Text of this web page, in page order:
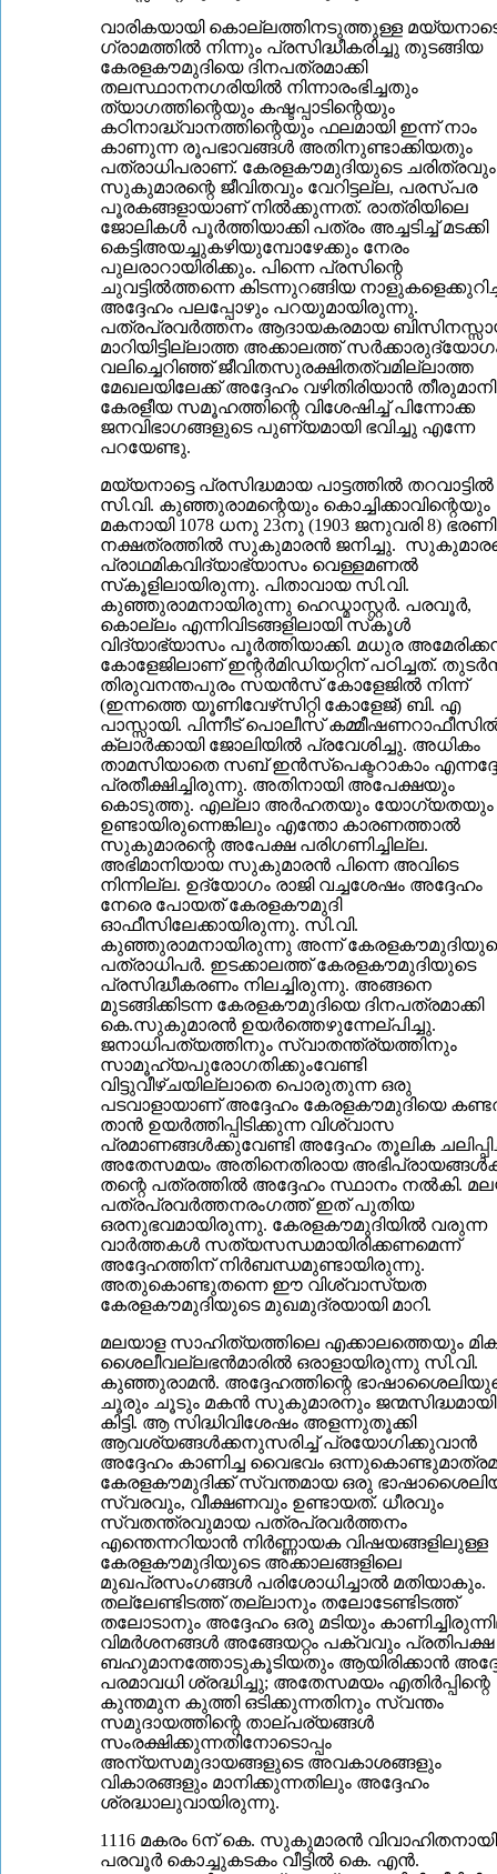
വാരികയായി കൊല്ലത്തിനടുത്തുള്ള
ഗ്രാമത്തില്‍ നിന്നും പ്രസിദ്ധീകരിച്ചു തുടങ്ങിയ
കേരളകൗമുദിയെ ദിനപത്രമാക്കി
തലസ്ഥാനനഗരിയില്‍ നിന്നാരംഭിച്ചതും
ത്യാഗത്തിന്റെയും കഷ്ടപ്പാടിന്റെയും
കഠിനാദ്ധ്വാനത്തിന്റെയും ഫലമായി ഇന്ന് നാം
കാണുന്ന രൂപഭാവങ്ങള്‍ അതിനുണ്ടാക്കിയതും
പത്രാധിപരാണ്. കേരളകൗമുദിയുടെ
സുകുമാരന്റെ ജീവിതവും വേറിട്ടല്ല, പരസ്പര
പൂരകങ്ങളായാണ് നില്‍ക്കുന്നത്. രാത്രിയിലെ
ജോലികള്‍ പൂര്‍ത്തിയാക്കി പത്രം അച്ചടിച്ച് മടക്കി
കെട്ടിഅയച്ചുകഴിയുമ്പോഴേക്കും നേരം
പുലരാറായിരിക്കും. പിന്നെ പ്രസിന്റെ
ചുവട്ടില്‍ത്തന്നെ കിടന്നുറങ്ങിയ
അദ്ദേഹം പലപ്പോഴും പറയുമായിരുന്നു.
പത്രപ്രവര്‍ത്തനം ആദായകരമായ
മാറിയിട്ടില്ലാത്ത അക്കാലത്ത്
വലിച്ചെറിഞ്ഞ് ജീവിതസുരക്ഷിതത്വമില്ലാത്ത
മേഖലയിലേക്ക് അദ്ദേഹം വഴിതിരിയാന്‍
കേരളീയ സമൂഹത്തിന്റെ വിശേഷിച്ച് പിന്നോക്ക
ജനവിഭാഗങ്ങളുടെ പുണ്യമായി ഭവിച്ചു എന്നേ
പറയേണ്ടു.
മയ്യനാട്ടെ പ്രസിദ്ധമായ പാട്ടത്തില്‍ തറവാട്ടില്‍
സി.വി. കുഞ്ഞുരാമന്റെയും കൊച്ചിക്കാവിന്റെയും
മകനായി 1078 ധനു 23നു (1903 ജനുവരി 8) ഭരണി
നക്ഷത്രത്തില്‍ സുകുമാരന്‍ ജനിച്ചു.
പ്രാഥമികവിദ്യാഭ്യാസം വെള്ളമണല്‍
സ്‌കൂളിലായിരുന്നു. പിതാവായ സി.വി.
കുഞ്ഞുരാമനായിരുന്നു ഹെഡ്മാസ്റ്റര്‍. പരവൂര്‍,
കൊല്ലം എന്നിവിടങ്ങളിലായി സ്‌കൂള്‍
വിദ്യാഭ്യാസം പൂര്‍ത്തിയാക്കി. മധുര
കോളേജിലാണ് ഇന്റര്‍മിഡിയറ്റിന് പഠിച്ചത്.
തിരുവനന്തപുരം സയന്‍സ് കോളേജില്‍ നിന്ന്
(ഇന്നത്തെ യൂണിവേഴ്‌സിറ്റി കോളേജ്) ബി. എ
പാസ്സായി. പിന്നീട് പൊലീസ്
ക്ലാര്‍ക്കായി ജോലിയില്‍ പ്രവേശിച്ചു. അധികം
താമസിയാതെ സബ് ഇന്‍സ്‌പെക്ടറാകാം
പ്രതീക്ഷിച്ചിരുന്നു. അതിനായി അപേക്ഷയും
കൊടുത്തു. എല്ലാ അര്‍ഹതയും യോഗ്യതയും
ഉണ്ടായിരുന്നെങ്കിലും എന്തോ കാരണത്താല്‍
സുകുമാരന്റെ അപേക്ഷ പരിഗണിച്ചില്ല.
അഭിമാനിയായ സുകുമാരന്‍ പിന്നെ അവിടെ
നിന്നില്ല. ഉദ്യോഗം രാജി വച്ചശേഷം അദ്ദേഹം
നേരെ പോയത് കേരളകൗമുദി
ഓഫീസിലേക്കായിരുന്നു. സി.വി.
കുഞ്ഞുരാമനായിരുന്നു അന്ന്
പത്രാധിപര്‍. ഇടക്കാലത്ത് കേരളകൗമുദിയുടെ
പ്രസിദ്ധീകരണം നിലച്ചിരുന്നു. അങ്ങനെ
മുടങ്ങിക്കിടന്ന കേരളകൗമുദിയെ ദിനപത്രമാക്കി
കെ.സുകുമാരന്‍ ഉയര്‍ത്തെഴുന്നേല്പിച്ചു.
ജനാധിപത്യത്തിനും സ്വാതന്ത്ര്യത്തിനും
സാമൂഹ്യപുരോഗതിക്കുംവേണ്ടി
വിട്ടുവീഴ്ചയില്ലാതെ പൊരുതുന്ന ഒരു
പടവാളായാണ് അദ്ദേഹം കേരളകൗമുദിയെ
താന്‍ ഉയര്‍ത്തിപ്പിടിക്കുന്ന വിശ്വാസ
പ്രമാണങ്ങള്‍ക്കുവേണ്ടി അദ്ദേഹം തൂലിക
അതേസമയം അതിനെതിരായ
തന്റെ പത്രത്തില്‍ അദ്ദേഹം സ്ഥാനം നല്‍കി.
പത്രപ്രവര്‍ത്തനരംഗത്ത് ഇത് പുതിയ
ഒരനുഭവമായിരുന്നു. കേരളകൗമുദിയില്‍ വരുന്ന
വാര്‍ത്തകള്‍ സത്യസന്ധമായിരിക്കണമെന്ന്
അദ്ദേഹത്തിന് നിര്‍ബന്ധമുണ്ടായിരുന്നു.
അതുകൊണ്ടുതന്നെ ഈ വിശ്വാസ്യത
കേരളകൗമുദിയുടെ മുഖമുദ്രയായി മാറി.
മലയാള സാഹിത്യത്തിലെ എക്കാലത്തെയും
ശൈലീവല്ലഭന്‍മാരില്‍ ഒരാളായിരുന്നു സി.വി.
കുഞ്ഞുരാമന്‍. അദ്ദേഹത്തിന്റെ
ചൂരും ചൂടും മകന്‍ സുകുമാരനും ജന്മസിദ്ധമായി
കിട്ടി. ആ സിദ്ധിവിശേഷം അളന്നുതൂക്കി
ആവശ്യങ്ങള്‍ക്കനുസരിച്ച് പ്രയോഗിക്കുവാന്‍
അദ്ദേഹം കാണിച്ച വൈഭവം
കേരളകൗമുദിക്ക് സ്വന്തമായ ഒരു
സ്വരവും, വീക്ഷണവും ഉണ്ടായത്. ധീരവും
സ്വതന്ത്രവുമായ പത്രപ്രവര്‍ത്തനം
എന്തെന്നറിയാന്‍ നിര്‍ണ്ണായക വിഷയങ്ങളിലുള്ള
കേരളകൗമുദിയുടെ അക്കാലങ്ങളിലെ
മുഖപ്രസംഗങ്ങള്‍ പരിശോധിച്ചാല്‍ മതിയാകും.
തല്ലേണ്ടിടത്ത് തല്ലാനും തലോടേണ്ടിടത്ത്
തലോടാനും അദ്ദേഹം ഒരു മടിയും
വിമര്‍ശനങ്ങള്‍ അങ്ങേയറ്റം പക്വവും പ്രതിപക്ഷ
ബഹുമാനത്തോടുകൂടിയതും ആയിരിക്കാന്‍
പരമാവധി ശ്രദ്ധിച്ചു; അതേസമയം എതിര്‍പ്പിന്റെ
കുന്തമുന കുത്തി ഒടിക്കുന്നതിനും സ്വന്തം
സമുദായത്തിന്റെ താല്പര്യങ്ങള്‍
സംരക്ഷിക്കുന്നതിനോടൊപ്പം
അന്യസമുദായങ്ങളുടെ അവകാശങ്ങളും
വികാരങ്ങളും മാനിക്കുന്നതിലും അദ്ദേഹം
ശ്രദ്ധാലുവായിരുന്നു.
1116 മകരം 6ന് കെ. സുകുമാരന്‍
പരവൂര്‍ കൊച്ചുകടകം വീട്ടില്‍ കെ. എന്‍.